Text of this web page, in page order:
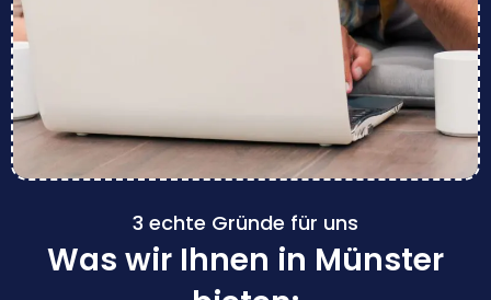
3 echte Gründe für uns
Was wir Ihnen in Münster